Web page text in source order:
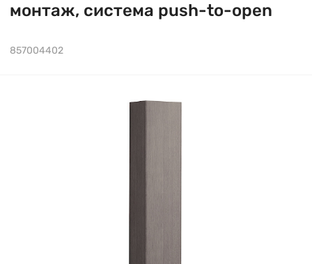
монтаж, система push-to-open
857004402